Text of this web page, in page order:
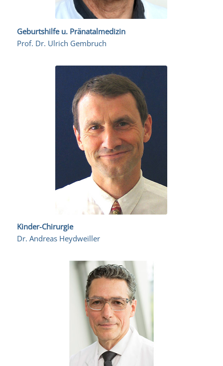
Geburtshilfe u. Pränatalmedizin
Prof. Dr. Ulrich Gembruch
Kinder-Chirurgie
Dr. Andreas Heydweiller